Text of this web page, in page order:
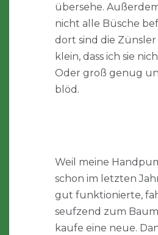
übersehe.
nicht alle Büsche
dort sind die Zünsler
klein, dass ich sie
Oder groß genug
blöd.
Weil meine
schon im letzten
gut funktionierte,
seufzend zum
kaufe eine neue.